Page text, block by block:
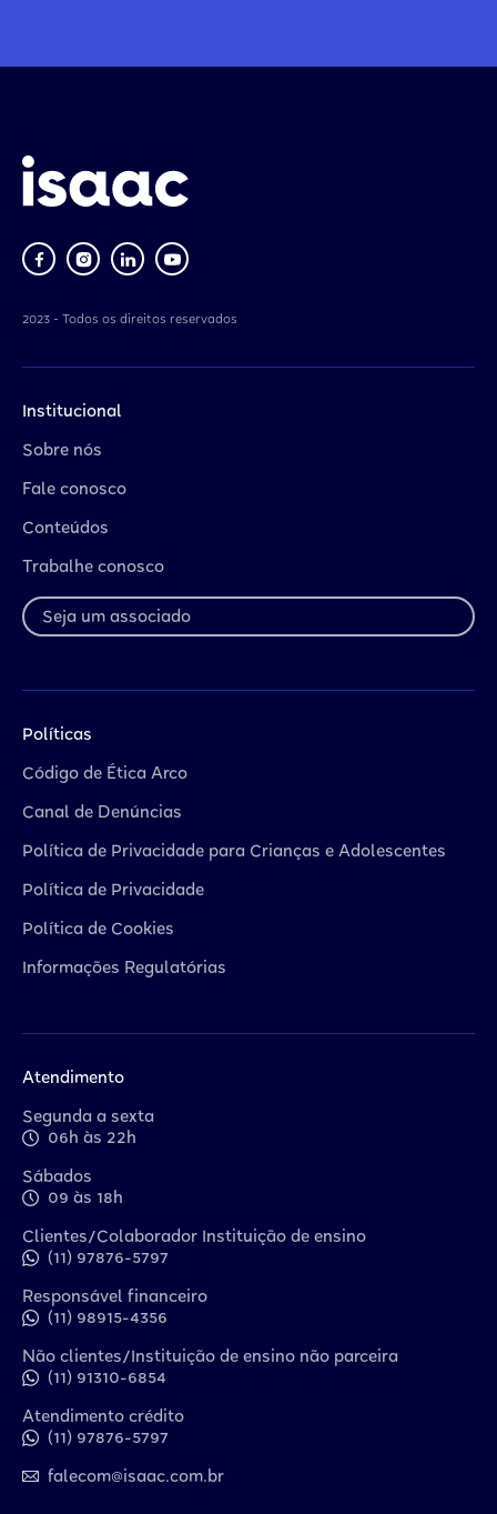
2023 - Todos os direitos reservados
Institucional
Sobre nós
Fale conosco
Conteúdos
Trabalhe conosco
Seja um associado
Políticas
Código de Ética Arco
Canal de Denúncias
Política de Privacidade para Crianças e Adolescentes
Política de Privacidade
Política de Cookies
Informações Regulatórias
Atendimento
Segunda a sexta
06h às 22h
Sábados
09 às 18h
Clientes/Colaborador Instituição de ensino
(11) 97876-5797
Responsável financeiro
(11) 98915-4356
Não clientes/Instituição de ensino não parceira
(11) 91310-6854
Atendimento crédito
(11) 97876-5797
falecom@isaac.com.br